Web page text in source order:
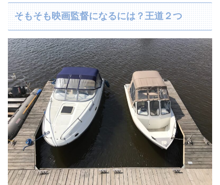
そもそも映画監督になるには？王道２つ